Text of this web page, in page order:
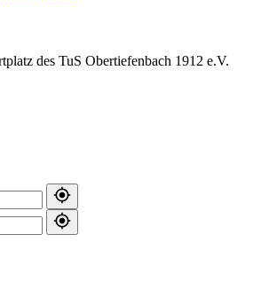
des TuS Obertiefenbach 1912 e.V.